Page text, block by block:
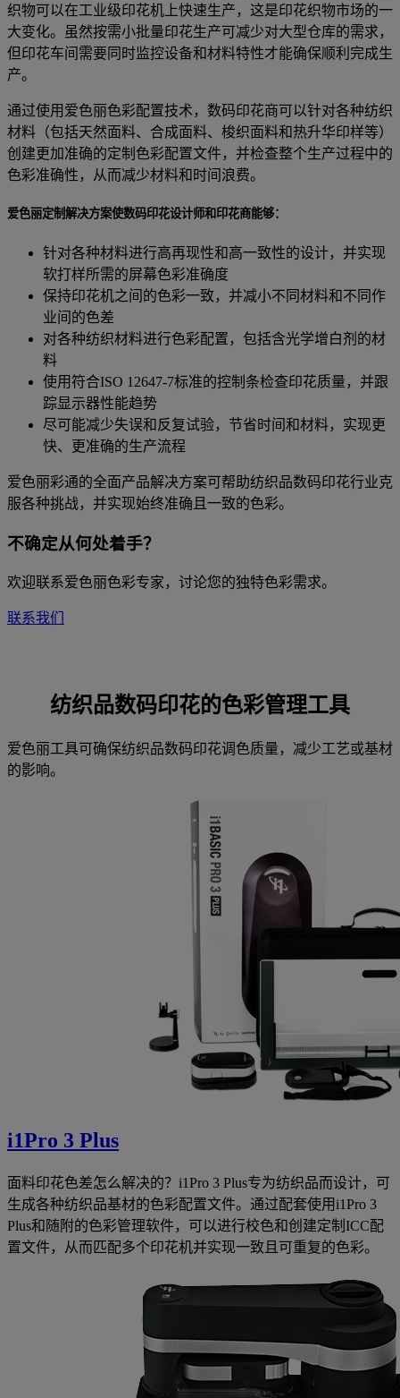
织物可以在工业级印花机上快速生产，这是印花织物市场的一
大变化。虽然按需小批量印花生产可减少对大型仓库的需求，
但印花车间需要同时监控设备和材料特性才能确保顺利完成生
产。
通过使用爱色丽色彩配置技术，数码印花商可以针对各种纺织
材料（包括天然面料、合成面料、梭织面料和热升华印样等）
创建更加准确的定制色彩配置文件，并检查整个生产过程中的
色彩准确性，从而减少材料和时间浪费。
爱色丽定制解决方案使数码印花设计师和印花商能够：
针对各种材料进行高再现性和高一致性的设计，并实现
软打样所需的屏幕色彩准确度
保持印花机之间的色彩一致，并减小不同材料和不同作
业间的色差
对各种纺织材料进行色彩配置，包括含光学增白剂的材
料
使用符合ISO 12647-7标准的控制条检查印花质量，并跟
踪显示器性能趋势
尽可能减少失误和反复试验，节省时间和材料，实现更
快、更准确的生产流程
爱色丽彩通的全面产品解决方案可帮助纺织品数码印花行业克
服各种挑战，并实现始终准确且一致的色彩。
不确定从何处着手？
欢迎联系爱色丽色彩专家，讨论您的独特色彩需求。
联系我们
纺织品数码印花的色彩管理工具
爱色丽工具可确保纺织品数码印花调色质量，减少工艺或基材
的影响。
i1Pro 3 Plus
面料印花色差怎么解决的？i1Pro 3 Plus专为纺织品而设计，可
生成各种纺织品基材的色彩配置文件。通过配套使用i1Pro 3
Plus和随附的色彩管理软件，可以进行校色和创建定制ICC配
置文件，从而匹配多个印花机并实现一致且可重复的色彩。